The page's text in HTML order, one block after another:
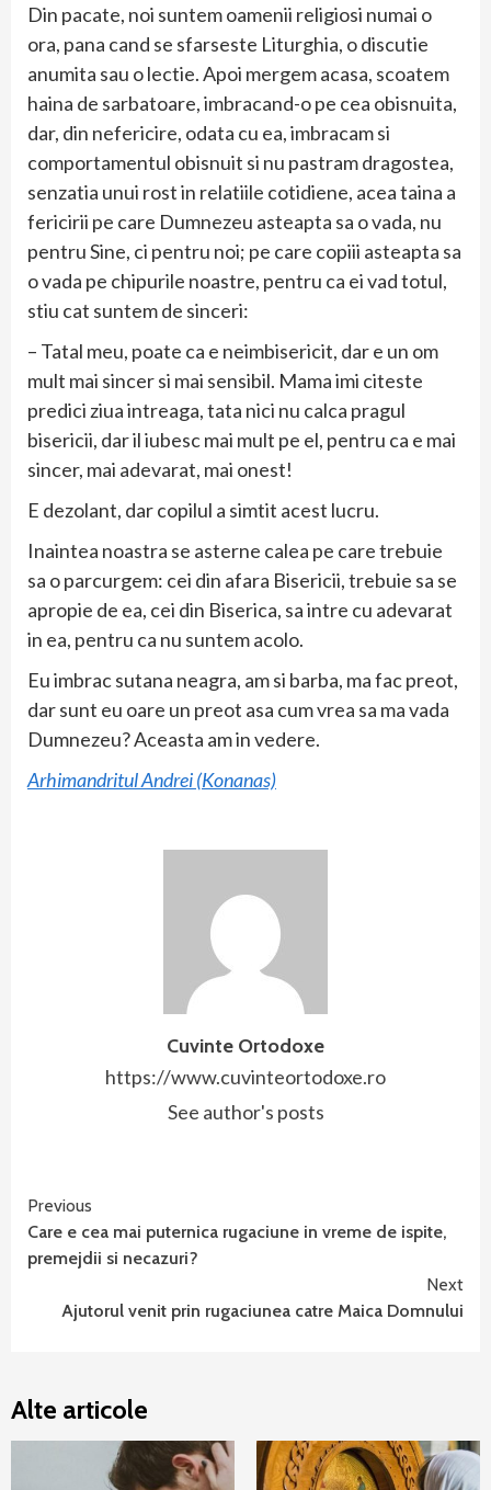
Din pacate, noi suntem oamenii religiosi numai o
ora, pana cand se sfarseste Liturghia, o discutie
anumita sau o lectie. Apoi mergem acasa, scoatem
haina de sarbatoare, imbracand-o pe cea obisnuita,
dar, din nefericire, odata cu ea, imbracam si
comportamentul obisnuit si nu pastram dragostea,
senzatia unui rost in relatiile cotidiene, acea taina a
fericirii pe care Dumnezeu asteapta sa o vada, nu
pentru Sine, ci pentru noi; pe care copiii asteapta sa
o vada pe chipurile noastre, pentru ca ei vad totul,
stiu cat suntem de sinceri:
– Tatal meu, poate ca e neimbisericit, dar e un om
mult mai sincer si mai sensibil. Mama imi citeste
predici ziua intreaga, tata nici nu calca pragul
bisericii, dar il iubesc mai mult pe el, pentru ca e mai
sincer, mai adevarat, mai onest!
E dezolant, dar copilul a simtit acest lucru.
Inaintea noastra se asterne calea pe care trebuie
sa o parcurgem: cei din afara Bisericii, trebuie sa se
apropie de ea, cei din Biserica, sa intre cu adevarat
in ea, pentru ca nu suntem acolo.
Eu imbrac sutana neagra, am si barba, ma fac preot,
dar sunt eu oare un preot asa cum vrea sa ma vada
Dumnezeu? Aceasta am in vedere.
Arhimandritul Andrei (Konanas)
Cuvinte Ortodoxe
https://www.cuvinteortodoxe.ro
See author's posts
Continue
Reading
Previous
Care e cea mai puternica rugaciune in vreme de ispite,
premejdii si necazuri?
Next
Ajutorul venit prin rugaciunea catre Maica Domnului
Alte articole